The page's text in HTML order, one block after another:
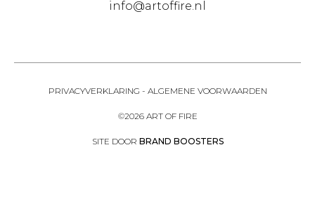
info@artoffire.nl
PRIVACYVERKLARING - ALGEMENE VOORWAARDEN
©2026 ART OF FIRE
SITE DOOR BRAND BOOSTERS